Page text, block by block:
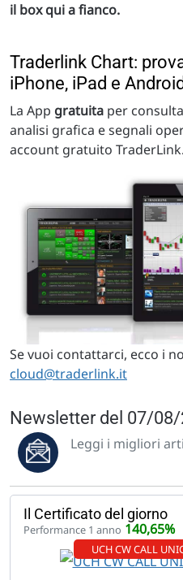
il box qui a fianco.
Traderlink Chart:
iPhone, iPad e
La App gratuita per
analisi grafica e segnali
account gratuito TraderLink.
Se vuoi contattarci, ecco i
cloud@traderlink.it
Newsletter del 07/
Leggi i migliori
Il Certificato del giorno
Performance 1 anno 140,65%
UCH CW CALL